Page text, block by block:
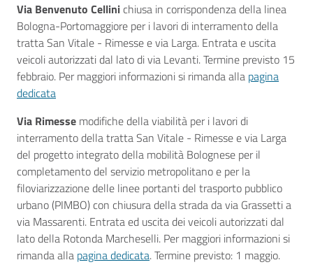
Via Benvenuto Cellini chiusa in corrispondenza della linea
Bologna-Portomaggiore per i lavori di interramento della
tratta San Vitale - Rimesse e via Larga. Entrata e uscita
veicoli autorizzati dal lato di via Levanti. Termine previsto 15
febbraio. Per maggiori informazioni si rimanda alla pagina
dedicata
Via Rimesse modifiche della viabilità per i lavori di
interramento della tratta San Vitale - Rimesse e via Larga
del progetto integrato della mobilità Bolognese per il
completamento del servizio metropolitano e per la
filoviarizzazione delle linee portanti del trasporto pubblico
urbano (PIMBO) con chiusura della strada da via Grassetti a
via Massarenti. Entrata ed uscita dei veicoli autorizzati dal
lato della Rotonda Marcheselli. Per maggiori informazioni si
rimanda alla pagina dedicata. Termine previsto: 1 maggio.